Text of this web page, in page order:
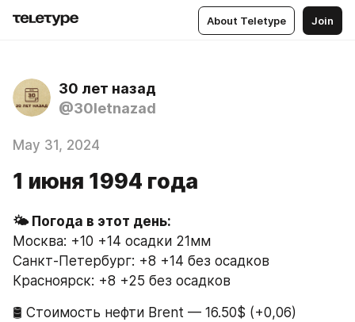
About Teletype Join
30 лет назад
@30letnazad
May 31, 2024
1 июня 1994 года
Москва: +10 +14 осадки 21мм
Санкт-Петербург: +8 +14 без осадков
Красноярск: +8 +25 без осадков
🛢 Стоимость нефти Brent — 16.50$ (+0,06)